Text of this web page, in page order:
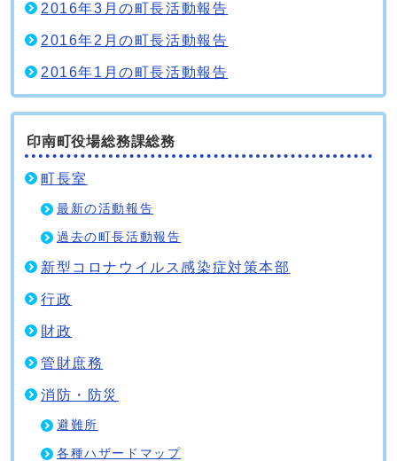
2016年3月の町長活動報告
2016年2月の町長活動報告
2016年1月の町長活動報告
印南町役場総務課総務
町長室
最新の活動報告
過去の町長活動報告
新型コロナウイルス感染症対策本部
行政
財政
管財庶務
消防・防災
避難所
各種ハザードマップ